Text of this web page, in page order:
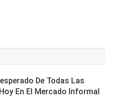
De Todas Las
En El Mercado Informal